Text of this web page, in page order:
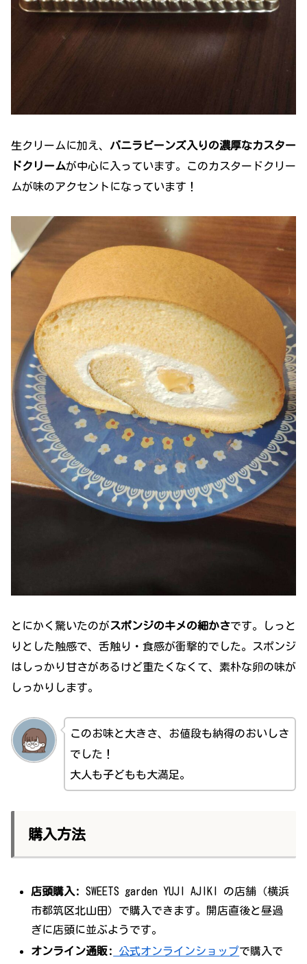
生クリームに加え、 バニラビーンズ入りの濃厚なカスター
ドクリームが中心に入っています。このカスタードクリー
ムが味のアクセントになっています！
とにかく驚いたのがスポンジのキメの細かさです。しっと
りとした触感で、舌触り・食感が衝撃的でした。スポンジ
はしっかり甘さがあるけど重たくなくて、素朴な卵の味が
しっかりします。
このお味と大きさ、お値段も納得のおいしさ
でした！
大人も子どもも大満足。
購入方法
店頭購入:
SWEETS garden YUJI AJIKI の店舗（横浜
市都筑区北山田）で購入できます。開店直後と昼過
ぎに店頭に並ぶようです。
オンライン通販:
公式オンラインショップで購入で